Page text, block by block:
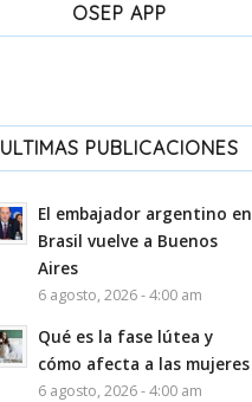
OSEP APP
ULTIMAS PUBLICACIONES
El embajador argentino en
Brasil vuelve a Buenos
Aires
6 agosto, 2026 - 4:00 am
Qué es la fase lútea y
cómo afecta a las mujeres
6 agosto, 2026 - 4:00 am